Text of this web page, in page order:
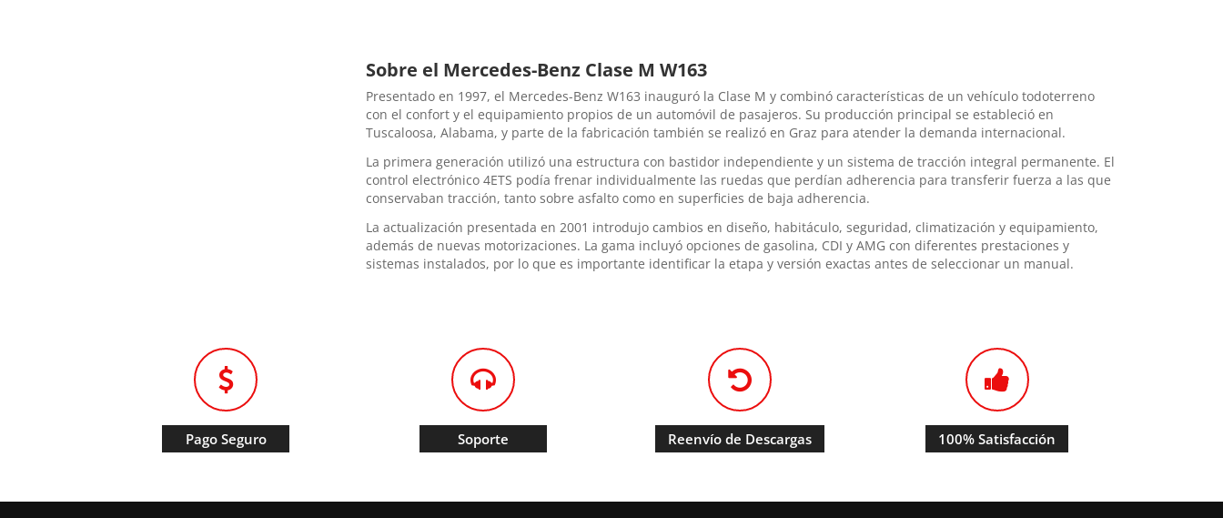
Sobre el Mercedes-Benz Clase M W163
Presentado en 1997, el Mercedes-Benz W163 inauguró la Clase M y combinó características de un vehículo todoterreno
con el confort y el equipamiento propios de un automóvil de pasajeros. Su producción principal se estableció en
Tuscaloosa, Alabama, y parte de la fabricación también se realizó en Graz para atender la demanda internacional.
La primera generación utilizó una estructura con bastidor independiente y un sistema de tracción integral permanente. El
control electrónico 4ETS podía frenar individualmente las ruedas que perdían adherencia para transferir fuerza a las que
conservaban tracción, tanto sobre asfalto como en superficies de baja adherencia.
La actualización presentada en 2001 introdujo cambios en diseño, habitáculo, seguridad, climatización y equipamiento,
además de nuevas motorizaciones. La gama incluyó opciones de gasolina, CDI y AMG con diferentes prestaciones y
sistemas instalados, por lo que es importante identificar la etapa y versión exactas antes de seleccionar un manual.
Pago Seguro Soporte Reenvío de Descargas 100% Satisfacción